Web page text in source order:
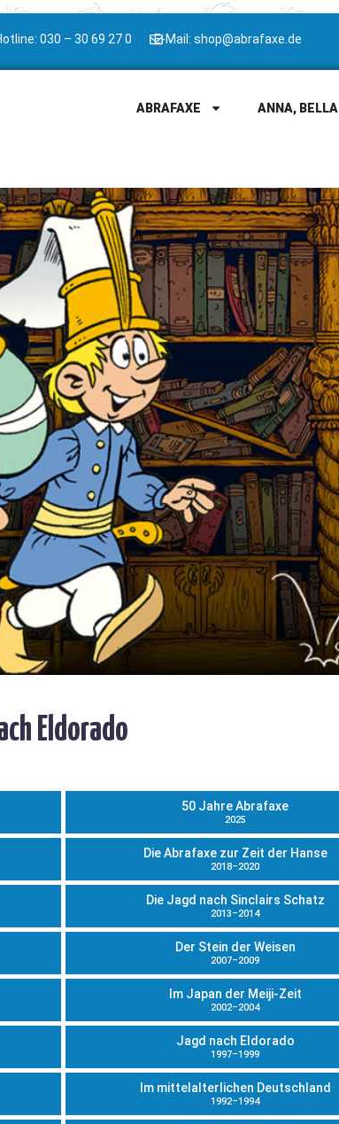
030 – 30 69 27 0 E-Mail: shop@abrafaxe.de
ABRAFAXE ANNA,
Eldorado
50 Jahre Abrafaxe
2025
Die Abrafaxe zur Zeit der Hanse
2018–2020
Die Jagd nach Sinclairs Schatz
2013–2014
Der Stein der Weisen
2007–2009
Im Japan der Meiji-Zeit
2002–2004
Jagd nach Eldorado
1997–1999
Im mittelalterlichen Deutschland
1992–1994